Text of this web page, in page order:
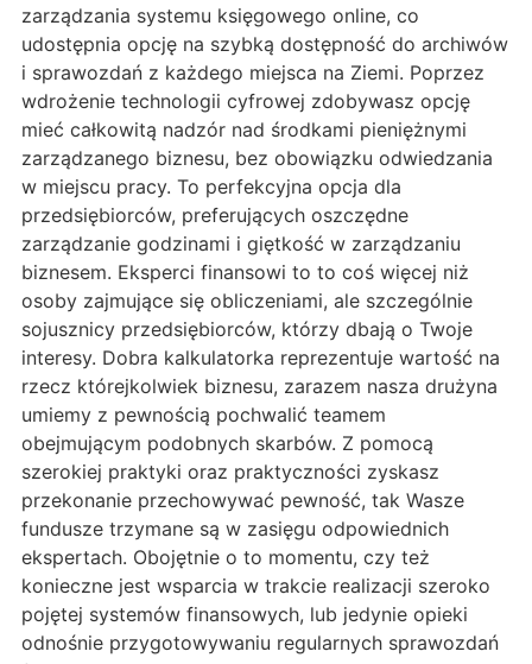
zarządzania systemu księgowego online, co
udostępnia opcję na szybką dostępność do archiwów
i sprawozdań z każdego miejsca na Ziemi. Poprzez
wdrożenie technologii cyfrowej zdobywasz opcję
mieć całkowitą nadzór nad środkami pieniężnymi
zarządzanego biznesu, bez obowiązku odwiedzania
w miejscu pracy. To perfekcyjna opcja dla
przedsiębiorców, preferujących oszczędne
zarządzanie godzinami i giętkość w zarządzaniu
biznesem. Eksperci finansowi to to coś więcej niż
osoby zajmujące się obliczeniami, ale szczególnie
sojusznicy przedsiębiorców, którzy dbają o Twoje
interesy. Dobra kalkulatorka reprezentuje wartość na
rzecz którejkolwiek biznesu, zarazem nasza drużyna
umiemy z pewnością pochwalić teamem
obejmującym podobnych skarbów. Z pomocą
szerokiej praktyki oraz praktyczności zyskasz
przekonanie przechowywać pewność, tak Wasze
fundusze trzymane są w zasięgu odpowiednich
ekspertach. Obojętnie o to momentu, czy też
konieczne jest wsparcia w trakcie realizacji szeroko
pojętej systemów finansowych, lub jedynie opieki
odnośnie przygotowywaniu regularnych sprawozdań